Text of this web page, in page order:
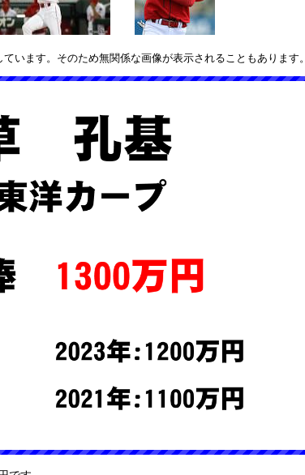
います。そのため無関係な画像が表示されることもあります。